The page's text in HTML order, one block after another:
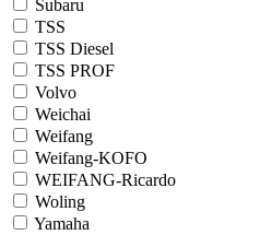
Subaru
TSS
TSS Diesel
TSS PROF
Volvo
Weichai
Weifang
Weifang-KOFO
WEIFANG-Ricardo
Woling
Yamaha